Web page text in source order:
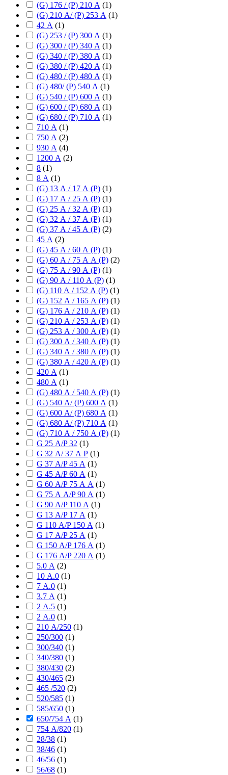
(G) 176 / (P) 210 А (1)
(G) 210 А/ (P) 253 А (1)
42 А (1)
(G) 253 / (P) 300 А (1)
(G) 300 / (P) 340 А (1)
(G) 340 / (P) 380 А (1)
(G) 380 / (P) 420 А (1)
(G) 480 / (P) 480 А (1)
(G) 480/ (P) 540 А (1)
(G) 540 / (P) 600 А (1)
(G) 600 / (P) 680 А (1)
(G) 680 / (P) 710 А (1)
710 А (1)
750 А (2)
930 А (4)
1200 А (2)
8 (1)
8 А (1)
(G) 13 А / 17 А (P) (1)
(G) 17 А / 25 А (P) (1)
(G) 25 А / 32 А (P) (1)
(G) 32 А / 37 А (P) (1)
(G) 37 А / 45 А (P) (2)
45 А (2)
(G) 45 А / 60 А (P) (1)
(G) 60 А / 75 А А (P) (2)
(G) 75 А / 90 А (P) (1)
(G) 90 А / 110 А (P) (1)
(G) 110 А / 152 А (P) (1)
(G) 152 А / 165 А (P) (1)
(G) 176 А / 210 А (P) (1)
(G) 210 А / 253 А (P) (1)
(G) 253 А / 300 А (P) (1)
(G) 300 А / 340 А (P) (1)
(G) 340 А / 380 А (P) (1)
(G) 380 А / 420 А (P) (1)
420 А (1)
480 А (1)
(G) 480 А / 540 А (P) (1)
(G) 540 А/ (P) 600 А (1)
(G) 600 А/ (P) 680 А (1)
(G) 680 А/ (P) 710 А (1)
(G) 710 А / 750 А (P) (1)
G 25 А/P 32 (1)
G 32 А/ 37 А P (1)
G 37 А/P 45 А (1)
G 45 А/P 60 А (1)
G 60 А/P 75 А А (1)
G 75 А А/P 90 А (1)
G 90 А/P 110 А (1)
G 13 А/P 17 А (1)
G 110 А/P 150 А (1)
G 17 А/P 25 А (1)
G 150 А/P 176 А (1)
G 176 А/P 220 А (1)
5.0 А (2)
10 А.0 (1)
7 А.0 (1)
3.7 А (1)
2 А.5 (1)
2 А.0 (1)
210 А/250 (1)
250/300 (1)
300/340 (1)
340/380 (1)
380/430 (2)
430/465 (2)
465 /520 (2)
520/585 (1)
585/650 (1)
650/754 А (1)
754 А/820 (1)
28/38 (1)
38/46 (1)
46/56 (1)
56/68 (1)